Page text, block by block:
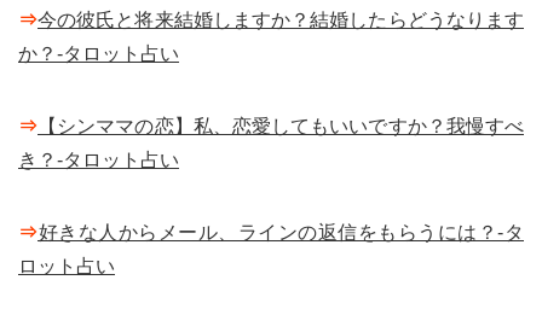
⇒今の彼氏と将来結婚しますか？結婚したらどうなります
か？-タロット占い
⇒ 【シンママの恋】私、恋愛してもいいですか？我慢すべ
き？-タロット占い
⇒好きな人からメール、ラインの返信をもらうには？-タ
ロット占い